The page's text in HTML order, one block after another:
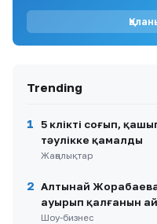
10
Әділет
Trending
1
5 көлікті соғып,
тәулікке қамалды
Жаңалықтар
2 Алтынай
ауырып қалғанын
Шоу-бизнес